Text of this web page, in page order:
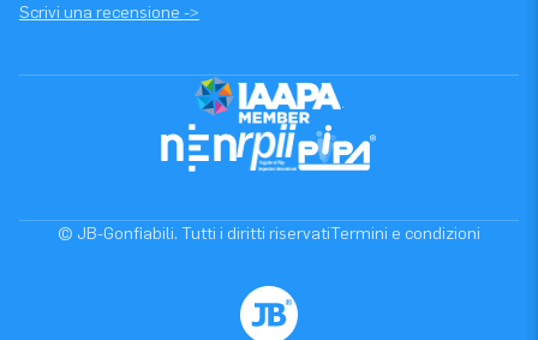
Scrivi una recensione ->
© JB-Gonfiabili. Tutti i diritti riservatiTermini e condizioni